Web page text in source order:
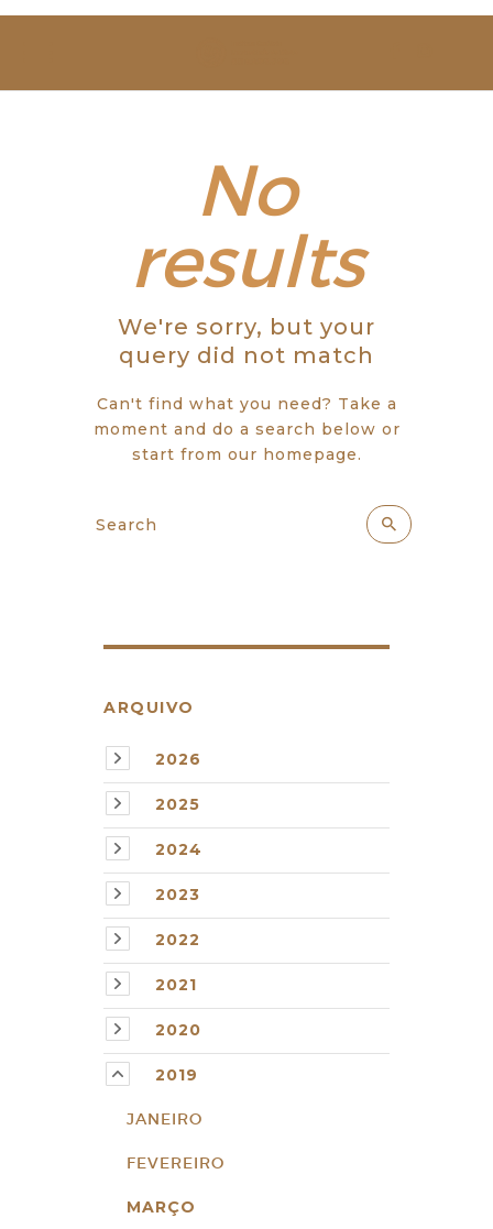
ESTUDAR
NOTÍCIAS
GALERIA
CONTACTOS
No
results
We're sorry, but your
query did not match
Can't find what you need? Take a
moment and do a search below or
start from our homepage.
ARQUIVO
2026
2025
2024
2023
2022
2021
2020
2019
JANEIRO
FEVEREIRO
MARÇO